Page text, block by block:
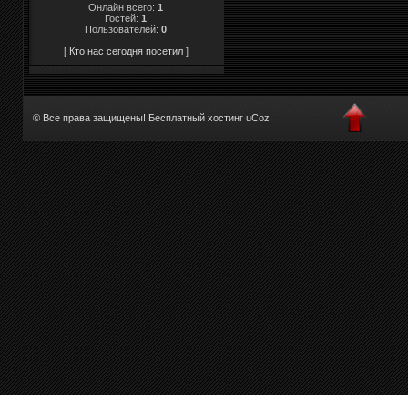
Онлайн всего: 1
Гостей: 1
Пользователей: 0
[ Кто нас сегодня посетил]
© Все права защищены! Бесплатный хостинг uCoz